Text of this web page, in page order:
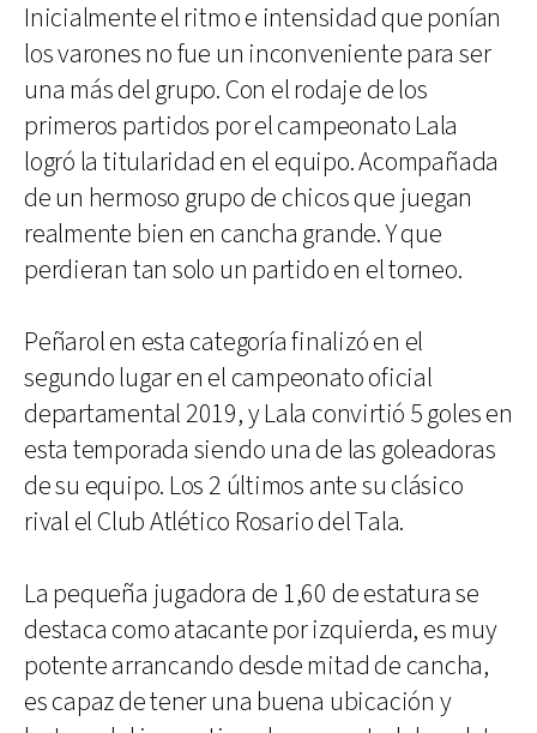
Inicialmente el ritmo e intensidad que ponían
los varones no fue un inconveniente para ser
una más del grupo. Con el rodaje de los
primeros partidos por el campeonato Lala
logró la titularidad en el equipo. Acompañada
de un hermoso grupo de chicos que juegan
realmente bien en cancha grande. Y que
perdieran tan solo un partido en el torneo.
Peñarol en esta categoría finalizó en el
segundo lugar en el campeonato oficial
departamental 2019, y Lala convirtió 5 goles en
esta temporada siendo una de las goleadoras
de su equipo. Los 2 últimos ante su clásico
rival el Club Atlético Rosario del Tala.
La pequeña jugadora de 1,60 de estatura se
destaca como atacante por izquierda, es muy
potente arrancando desde mitad de cancha,
es capaz de tener una buena ubicación y